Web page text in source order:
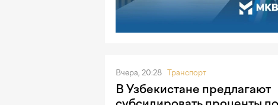
Вчера, 20:28 Транспорт
В Узбекистане предлагают